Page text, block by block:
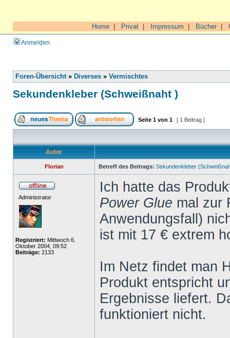
Home Privat Impressum Bücher|
Anmelden
Foren-Übersicht» Diverses » Vermischtes
Sekundenkleber (Schweißnaht )
Seite 1 von 1 [ 1 Beitrag ]
Autor
Florian Betreff des Beitrags: Sekundenkleber
Administrator
Registriert: Mittwoch 6.
Oktober 2004, 09:52
Beiträge: 2133
Ich hatte das
Power Glue mal zur
Anwendungsfall)
ist mit 17 € extrem
Im Netz findet man
Produkt entspricht
Ergebnisse liefert.
funktioniert nicht.